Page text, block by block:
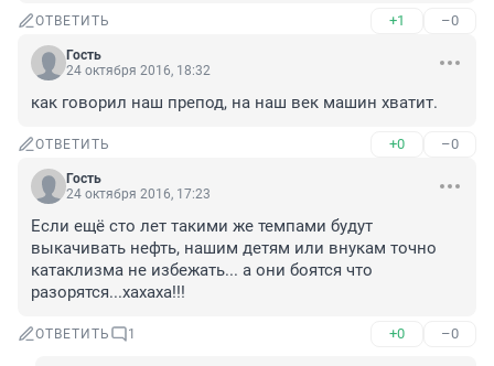
ОТВЕТИТЬ +1 –0
Гость
24 октября 2016, 18:32
как говорил наш препод, на наш век машин хватит.
ОТВЕТИТЬ +0 –0
Гость
24 октября 2016, 17:23
Если ещё сто лет такими же темпами будут
выкачивать нефть, нашим детям или внукам точно
катаклизма не избежать... а они боятся что
разорятся...хахаха!!!
ОТВЕТИТЬ 1 +0 –0